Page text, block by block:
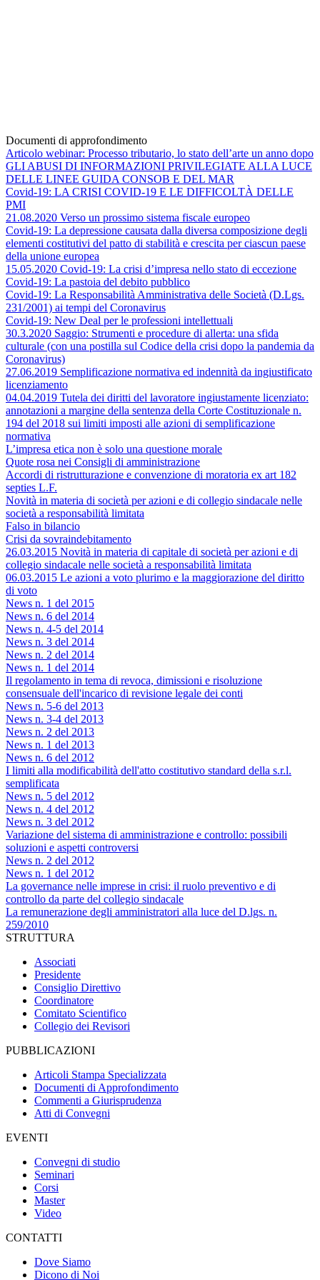
Documenti di approfondimento
Articolo webinar: Processo tributario, lo stato dell’arte un anno dopo
GLI ABUSI DI INFORMAZIONI PRIVILEGIATE ALLA LUCE
DELLE LINEE GUIDA CONSOB E DEL MAR
Covid-19: LA CRISI COVID-19 E LE DIFFICOLTÀ DELLE
PMI
21.08.2020 Verso un prossimo sistema fiscale europeo
Covid-19: La depressione causata dalla diversa composizione degli
elementi costitutivi del patto di stabilità e crescita per ciascun paese
della unione europea
15.05.2020 Covid-19: La crisi d’impresa nello stato di eccezione
Covid-19: La pastoia del debito pubblico
Covid-19: La Responsabilità Amministrativa delle Società (D.Lgs.
231/2001) ai tempi del Coronavirus
Covid-19: New Deal per le professioni intellettuali
30.3.2020 Saggio: Strumenti e procedure di allerta: una sfida
culturale (con una postilla sul Codice della crisi dopo la pandemia da
Coronavirus)
27.06.2019 Semplificazione normativa ed indennità da ingiustificato
licenziamento
04.04.2019 Tutela dei diritti del lavoratore ingiustamente licenziato:
annotazioni a margine della sentenza della Corte Costituzionale n.
194 del 2018 sui limiti imposti alle azioni di semplificazione
normativa
L’impresa etica non è solo una questione morale
Quote rosa nei Consigli di amministrazione
Accordi di ristrutturazione e convenzione di moratoria ex art 182
septies L.F.
Novità in materia di società per azioni e di collegio sindacale nelle
società a responsabilità limitata
Falso in bilancio
Crisi da sovraindebitamento
26.03.2015 Novità in materia di capitale di società per azioni e di
collegio sindacale nelle società a responsabilità limitata
06.03.2015 Le azioni a voto plurimo e la maggiorazione del diritto
di voto
News n. 1 del 2015
News n. 6 del 2014
News n. 4-5 del 2014
News n. 3 del 2014
News n. 2 del 2014
News n. 1 del 2014
Il regolamento in tema di revoca, dimissioni e risoluzione
consensuale dell'incarico di revisione legale dei conti
News n. 5-6 del 2013
News n. 3-4 del 2013
News n. 2 del 2013
News n. 1 del 2013
News n. 6 del 2012
I limiti alla modificabilità dell'atto costitutivo standard della s.r.l.
semplificata
News n. 5 del 2012
News n. 4 del 2012
News n. 3 del 2012
Variazione del sistema di amministrazione e controllo: possibili
soluzioni e aspetti controversi
News n. 2 del 2012
News n. 1 del 2012
La governance nelle imprese in crisi: il ruolo preventivo e di
controllo da parte del collegio sindacale
La remunerazione degli amministratori alla luce del D.lgs. n.
259/2010
STRUTTURA
Associati
Presidente
Consiglio Direttivo
Coordinatore
Comitato Scientifico
Collegio dei Revisori
PUBBLICAZIONI
Articoli Stampa Specializzata
Documenti di Approfondimento
Commenti a Giurisprudenza
Atti di Convegni
EVENTI
Convegni di studio
Seminari
Corsi
Master
Video
CONTATTI
Dove Siamo
Dicono di Noi